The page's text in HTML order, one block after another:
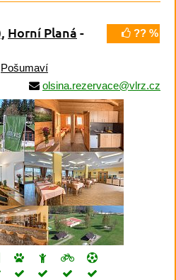
?? %
, Horní Planá -
Pošumaví
olsina.rezervace@vlrz.cz